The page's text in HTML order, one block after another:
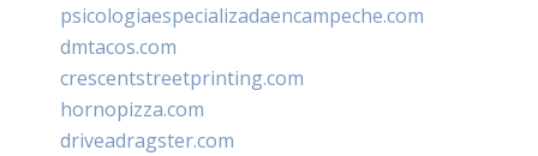
psicologiaespecializadaencampeche.com
dmtacos.com
crescentstreetprinting.com
hornopizza.com
driveadragster.com